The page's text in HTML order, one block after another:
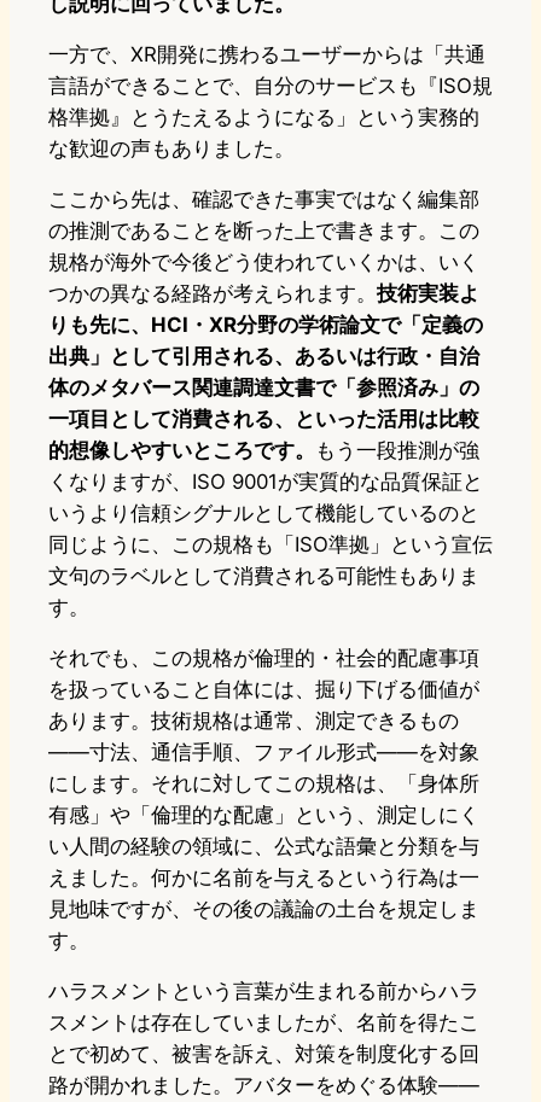
一方で、XR開発に携わるユーザーからは「共通
言語ができることで、自分のサービスも『ISO規
格準拠』とうたえるようになる」という実務的
な歓迎の声もありました。
ここから先は、確認できた事実ではなく編集部
の推測であることを断った上で書きます。この
規格が海外で今後どう使われていくかは、いく
つかの異なる経路が考えられます。 技術実装よ
りも先に、HCI・XR分野の学術論文で「定義の
出典」として引用される、あるいは行政・自治
体のメタバース関連調達文書で「参照済み」の
一項目として消費される、といった活用は比較
的想像しやすいところです。
もう一段推測が強
くなりますが、ISO 9001が実質的な品質保証と
いうより信頼シグナルとして機能しているのと
同じように、この規格も「ISO準拠」という宣伝
文句のラベルとして消費される可能性もありま
す。
それでも、この規格が倫理的・社会的配慮事項
を扱っていること自体には、掘り下げる価値が
あります。技術規格は通常、測定できるもの
——寸法、通信手順、ファイル形式——を対象
にします。それに対してこの規格は、「身体所
有感」や「倫理的な配慮」という、測定しにく
い人間の経験の領域に、公式な語彙と分類を与
えました。何かに名前を与えるという行為は一
見地味ですが、その後の議論の土台を規定しま
す。
ハラスメントという言葉が生まれる前からハラ
スメントは存在していましたが、名前を得たこ
とで初めて、被害を訴え、対策を制度化する回
路が開かれました。アバターをめぐる体験——